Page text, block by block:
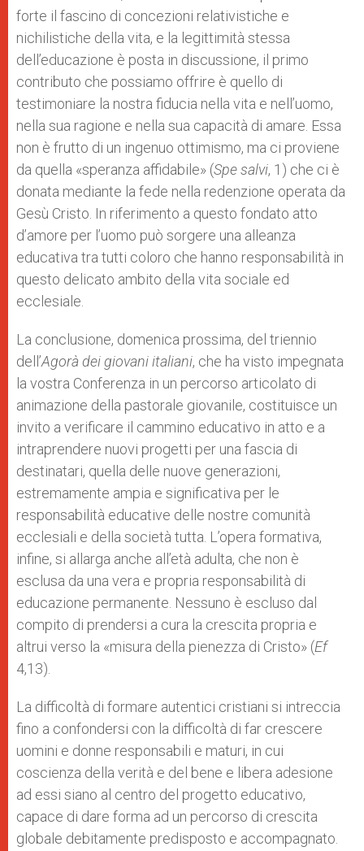
forte il fascino di concezioni relativistiche e
nichilistiche della vita, e la legittimità stessa
dell’educazione è posta in discussione, il primo
contributo che possiamo offrire è quello di
testimoniare la nostra fiducia nella vita e nell’uomo,
nella sua ragione e nella sua capacità di amare. Essa
non è frutto di un ingenuo ottimismo, ma ci proviene
da quella «speranza affidabile» (Spe salvi, 1) che ci è
donata mediante la fede nella redenzione operata da
Gesù Cristo. In riferimento a questo fondato atto
d’amore per l’uomo può sorgere una alleanza
educativa tra tutti coloro che hanno responsabilità in
questo delicato ambito della vita sociale ed
ecclesiale.
La conclusione, domenica prossima, del triennio
dell’Agorà dei giovani italiani, che ha visto impegnata
la vostra Conferenza in un percorso articolato di
animazione della pastorale giovanile, costituisce un
invito a verificare il cammino educativo in atto e a
intraprendere nuovi progetti per una fascia di
destinatari, quella delle nuove generazioni,
estremamente ampia e significativa per le
responsabilità educative delle nostre comunità
ecclesiali e della società tutta. L’opera formativa,
infine, si allarga anche all’età adulta, che non è
esclusa da una vera e propria responsabilità di
educazione permanente. Nessuno è escluso dal
compito di prendersi a cura la crescita propria e
altrui verso la «misura della pienezza di Cristo» (Ef
4,13).
La difficoltà di formare autentici cristiani si intreccia
fino a confondersi con la difficoltà di far crescere
uomini e donne responsabili e maturi, in cui
coscienza della verità e del bene e libera adesione
ad essi siano al centro del progetto educativo,
capace di dare forma ad un percorso di crescita
globale debitamente predisposto e accompagnato.